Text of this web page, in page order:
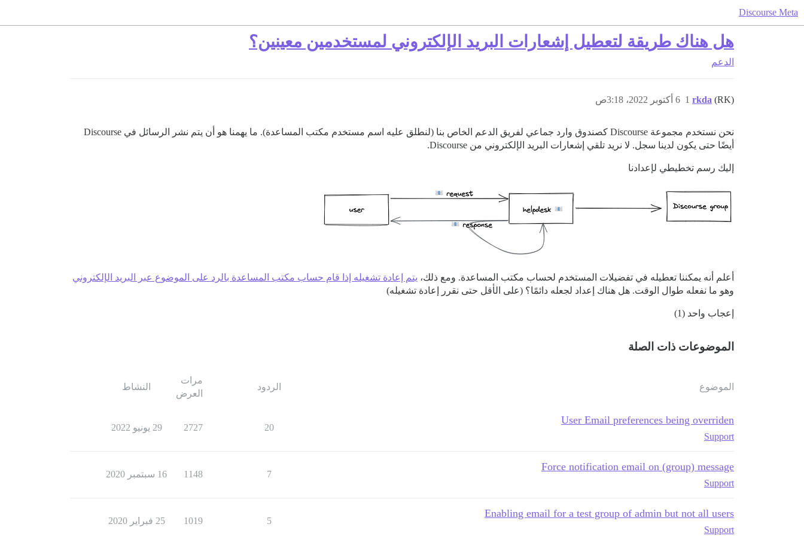
Discourse Meta
هل هناك طريقة لتعطيل إشعارات البريد الإلكتروني لمستخدمين معينين؟
الدعم
rkda (RK) 6 أكتوبر 2022، 3:18ص 1
نحن نستخدم مجموعة Discourse كصندوق وارد جماعي لفريق الدعم الخاص بنا (لنطلق عليه اسم مستخدم مكتب المساعدة). ما يهمنا هو أن يتم نشر الرسائل في Discourse
أيضًا حتى يكون لدينا سجل. لا نريد تلقي إشعارات البريد الإلكتروني من Discourse.
إليك رسم تخطيطي لإعدادنا
أعلم أنه يمكننا تعطيله في تفضيلات المستخدم لحساب مكتب المساعدة. ومع ذلك، يتم إعادة تشغيله إذا قام حساب مكتب المساعدة بالرد على الموضوع عبر البريد الإلكتروني
وهو ما نفعله طوال الوقت. هل هناك إعداد لجعله دائمًا؟ (على الأقل حتى نقرر إعادة تشغيله)
إعجاب واحد (1)
الموضوعات ذات الصلة
الموضوع الردود
مرات
العرض
النشاط
User Email preferences being overriden
Support
20
2727 29 يونيو 2022
Force notification email on (group) message
Support
7
1148 16 سبتمبر 2020
Enabling email for a test group of admin but not all users
Support
5
1019 25 فبراير 2020